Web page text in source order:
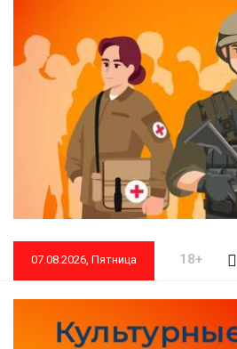
07.08.2026, Пятница 18+